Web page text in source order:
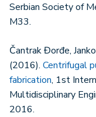
Serbian Society of
M33.
Čantrak Đorđe,
(2016). Centrifugal
fabrication, 1st
Multidisciplinary
2016.